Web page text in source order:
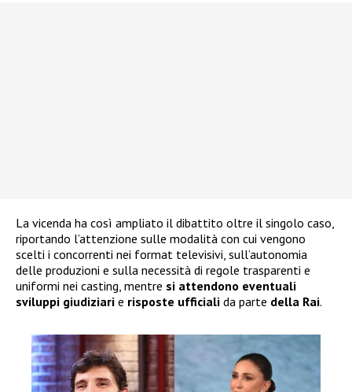
La vicenda ha così ampliato il dibattito oltre il singolo caso,
riportando l’attenzione sulle modalità con cui vengono
scelti i concorrenti nei format televisivi, sull’autonomia
delle produzioni e sulla necessità di regole trasparenti e
uniformi nei casting, mentre si attendono eventuali
sviluppi giudiziari e risposte ufficiali da parte della Rai.